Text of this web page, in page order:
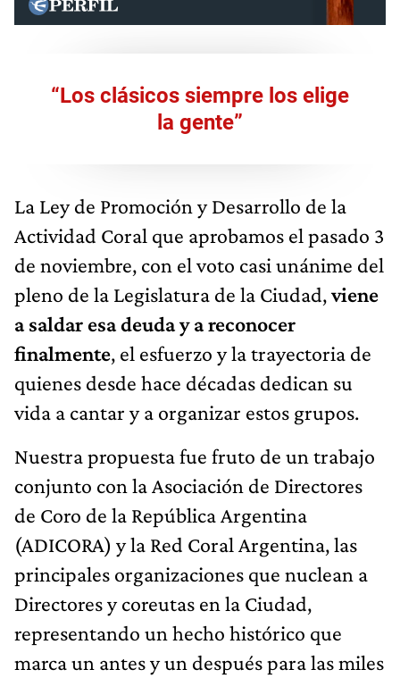
“Los clásicos siempre los elige
la gente”
La Ley de Promoción y Desarrollo de la
Actividad Coral que aprobamos el pasado 3
de noviembre, con el voto casi unánime del
pleno de la Legislatura de la Ciudad,viene
a saldar esa deuda y a reconocer
finalmente, el esfuerzo y la trayectoria de
quienes desde hace décadas dedican su
vida a cantar y a organizar estos grupos.
Nuestra propuesta fue fruto de un trabajo
conjunto con la Asociación de Directores
de Coro de la República Argentina
(ADICORA) y la Red Coral Argentina, las
principales organizaciones que nuclean a
Directores y coreutas en la Ciudad,
representando un hecho histórico que
marca un antes y un después para las miles